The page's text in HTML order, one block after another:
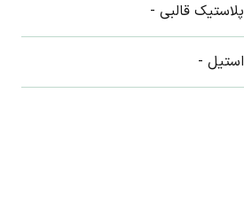
پلاستیک قالبی -
استیل -